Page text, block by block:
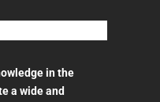
in the
a wide and